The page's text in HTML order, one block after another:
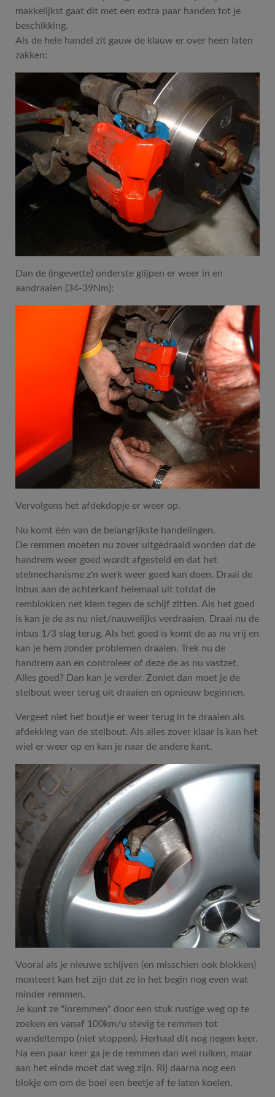
makkelijkst gaat dit met een extra paar handen tot je
beschikking.
Als de hele handel zit gauw de klauw er over heen laten
zakken:
Dan de (ingevette) onderste glijpen er weer in en
aandraaien (34-39Nm):
Vervolgens het afdekdopje er weer op.
Nu komt één van de belangrijkste handelingen.
De remmen moeten nu zover uitgedraaid worden dat de
handrem weer goed wordt afgesteld en dat het
stelmechanisme z'n werk weer goed kan doen. Draai de
inbus aan de achterkant helemaal uit totdat de
remblokken net klem tegen de schijf zitten. Als het goed
is kan je de as nu niet/nauwelijks verdraaien. Draai nu de
inbus 1/3 slag terug. Als het goed is komt de as nu vrij en
kan je hem zonder problemen draaien. Trek nu de
handrem aan en controleer of deze de as nu vastzet.
Alles goed? Dan kan je verder. Zoniet dan moet je de
stelbout weer terug uit draaien en opnieuw beginnen.
Vergeet niet het boutje er weer terug in te draaien als
afdekking van de stelbout. Als alles zover klaar is kan het
wiel er weer op en kan je naar de andere kant.
Vooral als je nieuwe schijven (en misschien ook blokken)
monteert kan het zijn dat ze in het begin nog even wat
minder remmen.
Je kunt ze "inremmen" door een stuk rustige weg op te
zoeken en vanaf 100km/u stevig te remmen tot
wandeltempo (niet stoppen). Herhaal dit nog negen keer.
Na een paar keer ga je de remmen dan wel ruiken, maar
aan het einde moet dat weg zijn. Rij daarna nog een
blokje om om de boel een beetje af te laten koelen.